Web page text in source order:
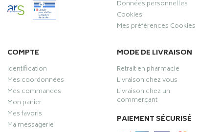
Données personnelles
Cookies
Mes préférences Cookies
COMPTE
Identification
Mes coordonnées
Mes commandes
Mon panier
Mes favoris
Ma messagerie
MODE DE LIVRAISON
Retrait en pharmacie
Livraison chez vous
Livraison chez un
commerçant
PAIEMENT SÉCURISÉ